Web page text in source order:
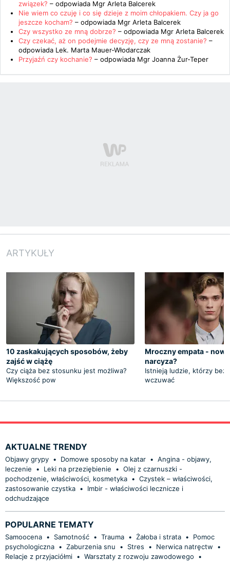
związek? – odpowiada Mgr Arleta Balcerek
Nie wiem co czuję i co się dzieje z moim chłopakiem. Czy ja go
jeszcze kocham? – odpowiada Mgr Arleta Balcerek
Czy wszystko ze mną dobrze? – odpowiada Mgr Arleta Balcerek
Czy czekać, aż on podejmie decyzję, czy ze mną zostanie? –
odpowiada Lek. Marta Mauer-Włodarczak
Przyjaźń czy kochanie? – odpowiada Mgr Joanna Żur-Teper
ARTYKUŁY
10 zaskakujących sposobów, żeby
zajść w ciążę
Czy ciąża bez stosunku jest możliwa?
Większość pow
Mroczny empata -
narcyza?
Istnieją ludzie, którzy bez
wczuwać
AKTUALNE TRENDY
Objawy grypy • Domowe sposoby na katar • Angina - objawy,
leczenie
• Leki na przeziębienie • Olej z czarnuszki -
pochodzenie, właściwości, kosmetyka • Czystek – właściwości,
zastosowanie czystka •
Imbir - właściwości lecznicze i
odchudzające
POPULARNE TEMATY
Samoocena • Samotność • Trauma • Żałoba i strata •
Pomoc
psychologiczna • Zaburzenia snu • Stres • Nerwica natręctw
•
Relacje z przyjaciółmi • Warsztaty z rozwoju zawodowego
•